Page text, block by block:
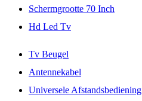
Schermgrootte 70 Inch
Hd Led Tv
Tv Beugel
Antennekabel
Universele Afstandsbediening